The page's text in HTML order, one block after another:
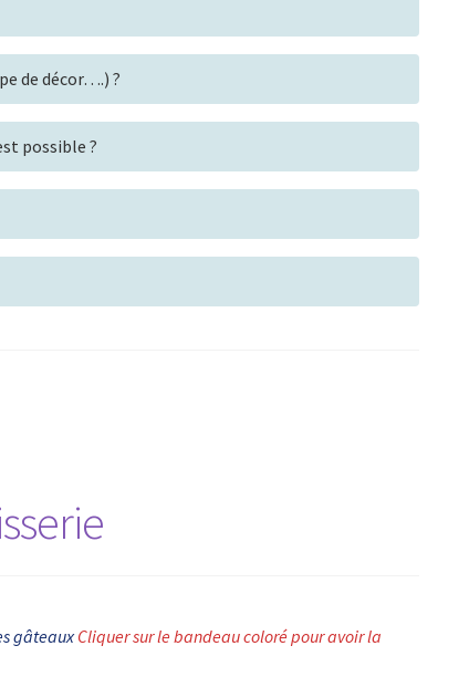
de décor….) ?
possible ?
gâteauxCliquer sur le bandeau coloré pour avoir la